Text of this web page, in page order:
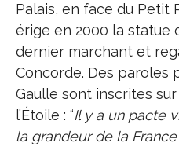
Palais, en face du Petit
érige en 2000 la statue
dernier marchant et
Concorde. Des paroles
Gaulle sont inscrites
l’Étoile : “Il y a un pacte
la grandeur de la